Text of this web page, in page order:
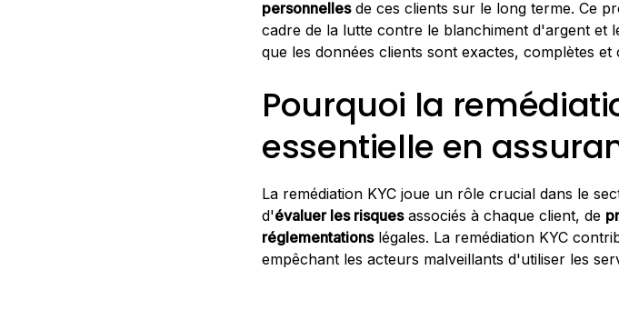
personnellesde ces clients sur le long terme. Ce
cadre de la lutte contre le blanchiment d'argent et
que les données clients sont exactes, complètes
Pourquoi la
essentielle en
La remédiation KYC joue un rôle crucial dans le
d'évaluer les risquesassociés à chaque client, de
réglementationslégales. La remédiation KYC
empêchant les acteurs malveillants d'utiliser les